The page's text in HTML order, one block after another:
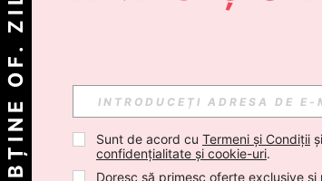
TE PENTRU A PRIMI NOUTĂȚI DESPRE STIL
RO + 40
Sunt de acord cu Termeni și Condiții
confidențialitate și cookie-uri.
Doresc să primesc oferte exclusive